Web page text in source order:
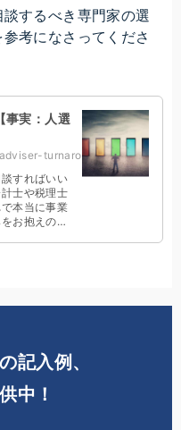
するべき専門家の選
考になさってくださ
事実：人選
turnaround/
すればいい
士や税理士
本当に事業
お抱えの経
記入例、
中！